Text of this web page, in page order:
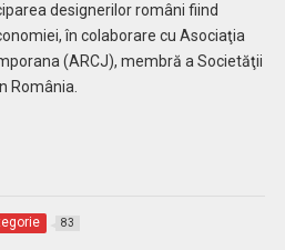
designerilor români fiind
în colaborare cu Asociaţia
(ARCJ), membră a Societăţii
România.
83